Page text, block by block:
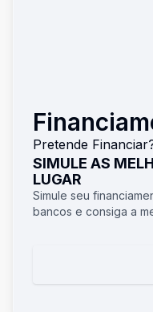
Pretende
SIMULE AS
LUGAR
Simule seu
bancos e consiga a